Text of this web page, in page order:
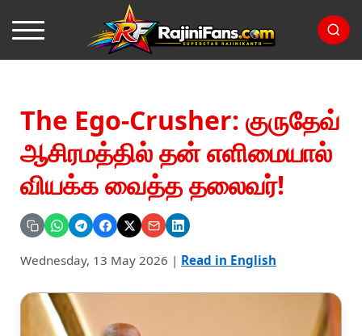
The Ego-Crusher: குருதேவ்
ஆசிரமத்தில் தன் எளிமையால்
வியக்க வைத்த தலைவர்!
Wednesday, 13 May 2026 | Read in English